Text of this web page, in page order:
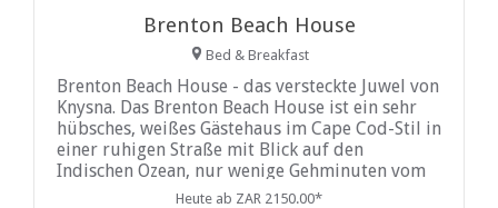
Brenton Beach House
Bed & Breakfast
Brenton Beach House - das versteckte Juwel von
Knysna. Das Brenton Beach House ist ein sehr
hübsches, weißes Gästehaus im Cape Cod-Stil in
einer ruhigen Straße mit Blick auf den
Indischen Ozean, nur wenige Gehminuten vom
schönen goldenen Brenton Beach entfernt (5 km
Heute ab ZAR 2150.00*